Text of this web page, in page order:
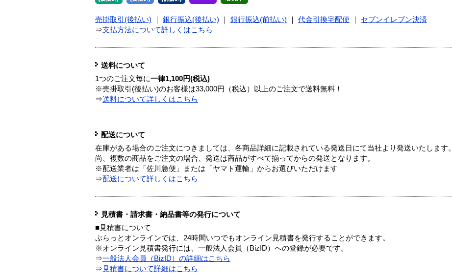
売掛取引(後払い) ｜ 銀行振込(後払い) ｜ 銀行振込(前払い) ｜ 代金引換宅配便 ｜ セブンイレブン決済
⇒支払方法について詳しくはこちら
送料について
1つのご注文毎に一律1,100円(税込)
※売掛取引(後払い)のお客様は33,000円（税込）以上のご注文で送料無料！
⇒送料について詳しくはこちら
配送について
在庫がある場合のご注文につきましては、各商品詳細に記載されている発送日にて当社より発送いたします。
尚、複数の商品をご注文の場合、発送は商品がすべて揃ってからの発送となります。
※配送業者は「佐川急便」または「ヤマト運輸」からお選びいただけます
⇒配送について詳しくはこちら
見積書・請求書・納品書等の発行について
■見積書について
ぷらっとオンラインでは、24時間いつでもオンライン見積書を発行することができます。
※オンライン見積書発行には、一般法人会員（BizID）への登録が必要です。
⇒一般法人会員（BizID）の詳細はこちら
⇒ 見積書について詳細はこちら